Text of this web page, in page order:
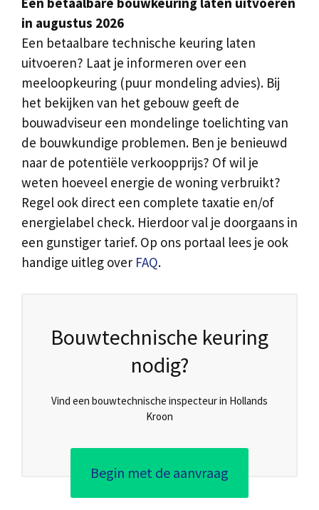
in augustus 2026
Een betaalbare technische keuring laten
uitvoeren? Laat je informeren over een
meeloopkeuring (puur mondeling advies). Bij
het bekijken van het gebouw geeft de
bouwadviseur een mondelinge toelichting van
de bouwkundige problemen. Ben je benieuwd
naar de potentiële verkoopprijs? Of wil je
weten hoeveel energie de woning verbruikt?
Regel ook direct een complete taxatie en/of
energielabel check. Hierdoor val je doorgaans in
een gunstiger tarief. Op ons portaal lees je ook
handige uitleg over FAQ.
Bouwtechnische keuring
nodig?
Vind een bouwtechnische inspecteur in Hollands
Kroon
Begin met de aanvraag